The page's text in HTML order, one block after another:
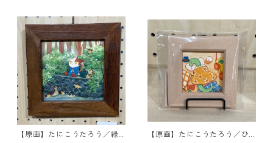
【原画】たにこうたろう／緑
【原画】たにこうたろう／ひ